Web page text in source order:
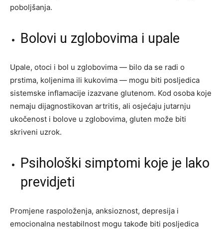
poboljšanja.
Bolovi u zglobovima i upale
Upale, otoci i bol u zglobovima — bilo da se radi o
prstima, koljenima ili kukovima — mogu biti posljedica
sistemske inflamacije izazvane glutenom. Kod osoba koje
nemaju dijagnostikovan artritis, ali osjećaju jutarnju
ukočenost i bolove u zglobovima, gluten može biti
skriveni uzrok.
Psihološki simptomi koje je lako
previdjeti
Promjene raspoloženja, anksioznost, depresija i
emocionalna nestabilnost mogu takođe biti posljedica